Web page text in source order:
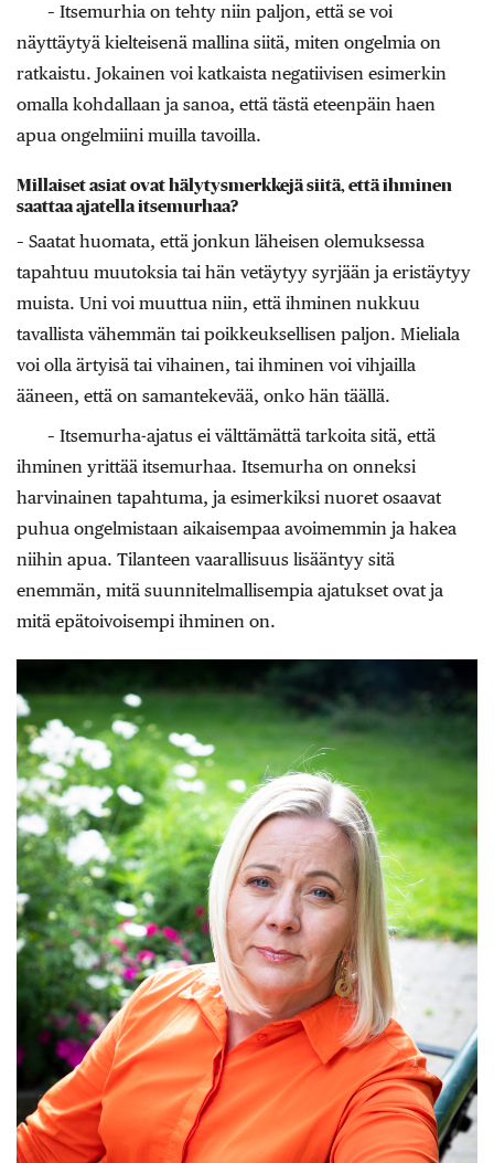
– Itsemurhia on tehty niin paljon, että se voi
näyttäytyä kielteisenä mallina siitä, miten ongelmia on
ratkaistu. Jokainen voi katkaista negatiivisen esimerkin
omalla kohdallaan ja sanoa, että tästä eteenpäin haen
apua ongelmiini muilla tavoilla.
Millaiset asiat ovat hälytysmerkkejä siitä, että ihminen
saattaa ajatella itsemurhaa?
– Saatat huomata, että jonkun läheisen olemuksessa
tapahtuu muutoksia tai hän vetäytyy syrjään ja eristäytyy
muista. Uni voi muuttua niin, että ihminen nukkuu
tavallista vähemmän tai poikkeuksellisen paljon. Mieliala
voi olla ärtyisä tai vihainen, tai ihminen voi vihjailla
ääneen, että on samantekevää, onko hän täällä.
– Itsemurha-ajatus ei välttämättä tarkoita sitä, että
ihminen yrittää itsemurhaa. Itsemurha on onneksi
harvinainen tapahtuma, ja esimerkiksi nuoret osaavat
puhua ongelmistaan aikaisempaa avoimemmin ja hakea
niihin apua. Tilanteen vaarallisuus lisääntyy sitä
enemmän, mitä suunnitelmallisempia ajatukset ovat ja
mitä epätoivoisempi ihminen on.